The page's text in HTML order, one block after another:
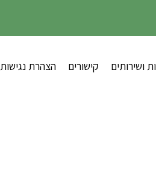
ושירותים קישורים הצהרת נגישות